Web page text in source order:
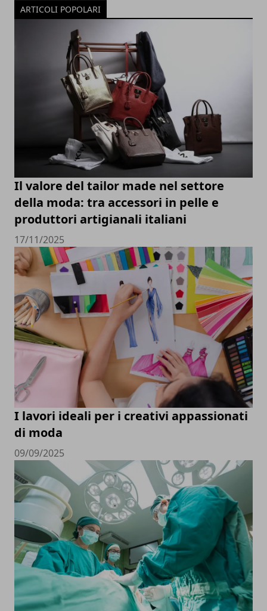
ARTICOLI POPOLARI
Il valore del tailor made nel settore
della moda: tra accessori in pelle e
produttori artigianali italiani
17/11/2025
I lavori ideali per i creativi appassionati
di moda
09/09/2025